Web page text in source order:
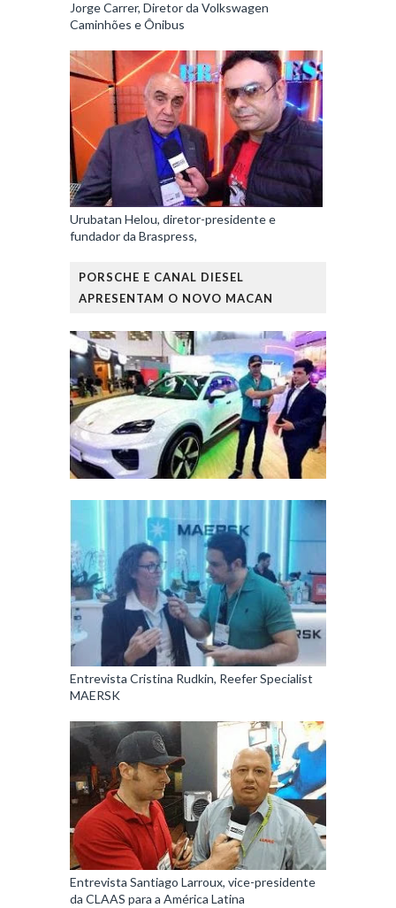
Jorge Carrer, Diretor da Volkswagen
Caminhões e Ônibus
Urubatan Helou, diretor-presidente e
fundador da Braspress,
PORSCHE E CANAL DIESEL
APRESENTAM O NOVO MACAN
Entrevista Cristina Rudkin, Reefer Specialist
MAERSK
Entrevista Santiago Larroux, vice-presidente
da CLAAS para a América Latina